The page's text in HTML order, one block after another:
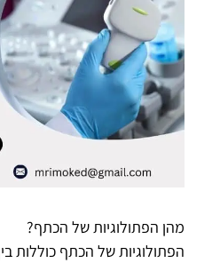
מהן הפתולוגיות של הכתף?
הפתולוגיות של הכתף כוללות